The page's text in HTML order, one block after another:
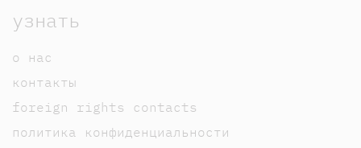
узнать
о нас
контакты
foreign rights contacts
политика конфиденциальности